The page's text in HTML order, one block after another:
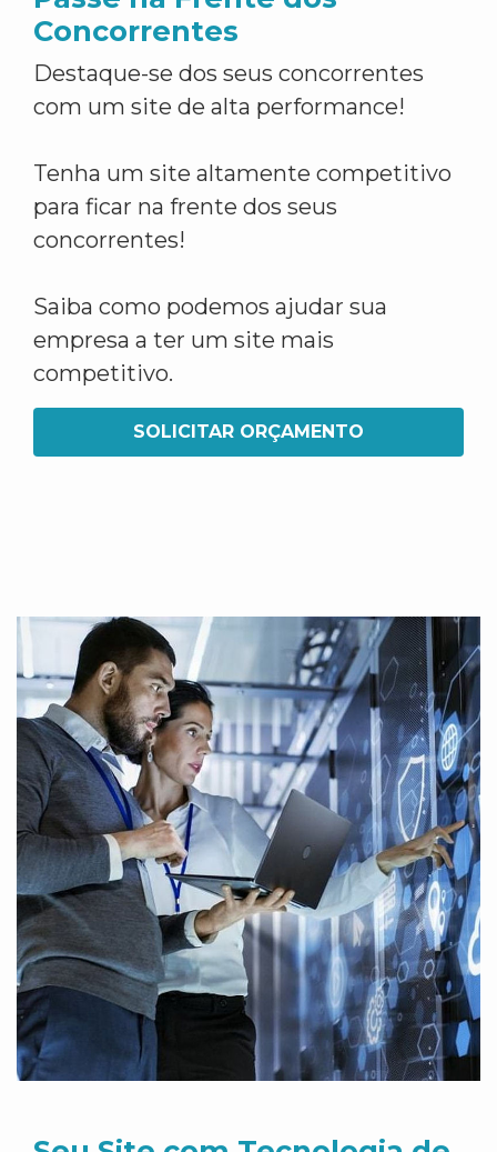
Concorrentes
Destaque-se dos seus concorrentes
com um site de alta performance!
Tenha um site altamente competitivo
para ficar na frente dos seus
concorrentes!
Saiba como podemos ajudar sua
empresa a ter um site mais
competitivo.
SOLICITAR ORÇAMENTO